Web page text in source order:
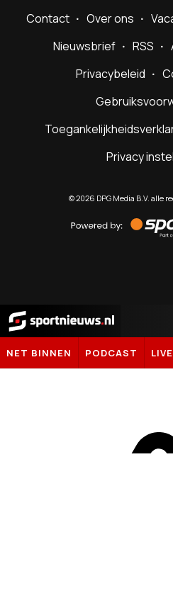
Contact Over ons
Nieuwsbrief
RSS
Privacybeleid
Privacy
©2026 DPG Media B.V. alle
by
Sportnieuws.nl
NET BINNEN PODCAST LIVE